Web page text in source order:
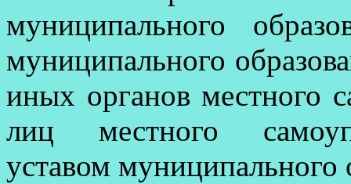
муниципального
муниципального
иных органов местного
лиц местного
уставом муниципального